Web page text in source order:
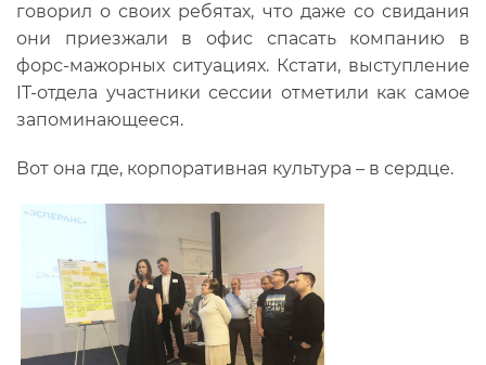
говорил о своих ребятах, что даже со свидания
они приезжали в офис спасать компанию в
форс-мажорных ситуациях. Кстати, выступление
IT-отдела участники сессии отметили как самое
запоминающееся.
Вот она где, корпоративная культура – в сердце.